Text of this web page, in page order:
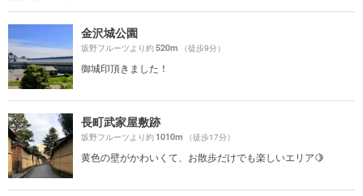
金沢城公園
坂野フルーツより約520m （徒歩9分）
御城印頂きました！
長町武家屋敷跡
坂野フルーツより約1010m （徒歩17分）
黄色の壁がかわいくて、お散歩だけでも楽しいエリア🍋